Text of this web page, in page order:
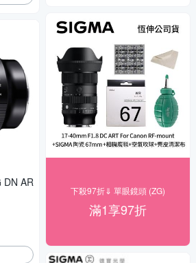
DN AR
下殺97折⇓ 單眼鏡頭 (ZG)
滿1享97折